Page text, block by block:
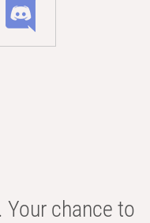
chance to